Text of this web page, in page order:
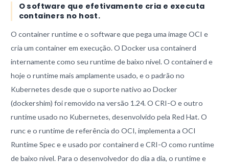
O software que efetivamente cria e executa
containers no host.
O container runtime e o software que pega uma image OCI e
cria um container em execução. O Docker usa containerd
internamente como seu runtime de baixo nível. O containerd e
hoje o runtime mais amplamente usado, e o padrão no
Kubernetes desde que o suporte nativo ao Docker
(dockershim) foi removido na versão 1.24. O CRI-O e outro
runtime usado no Kubernetes, desenvolvido pela Red Hat. O
runc e o runtime de referência do OCI, implementa a OCI
Runtime Spec e e usado por containerd e CRI-O como runtime
de baixo nível. Para o desenvolvedor do dia a dia, o runtime e